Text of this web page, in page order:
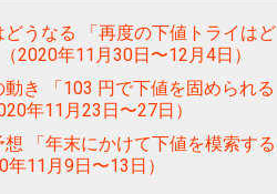
うなる 「再度の下値トライはど
2020年11月30日〜12月4日）
き 「103 円で下値を固められる
年11月23日〜27日）
想 「年末にかけて下値を模索する
11月9日〜13日）